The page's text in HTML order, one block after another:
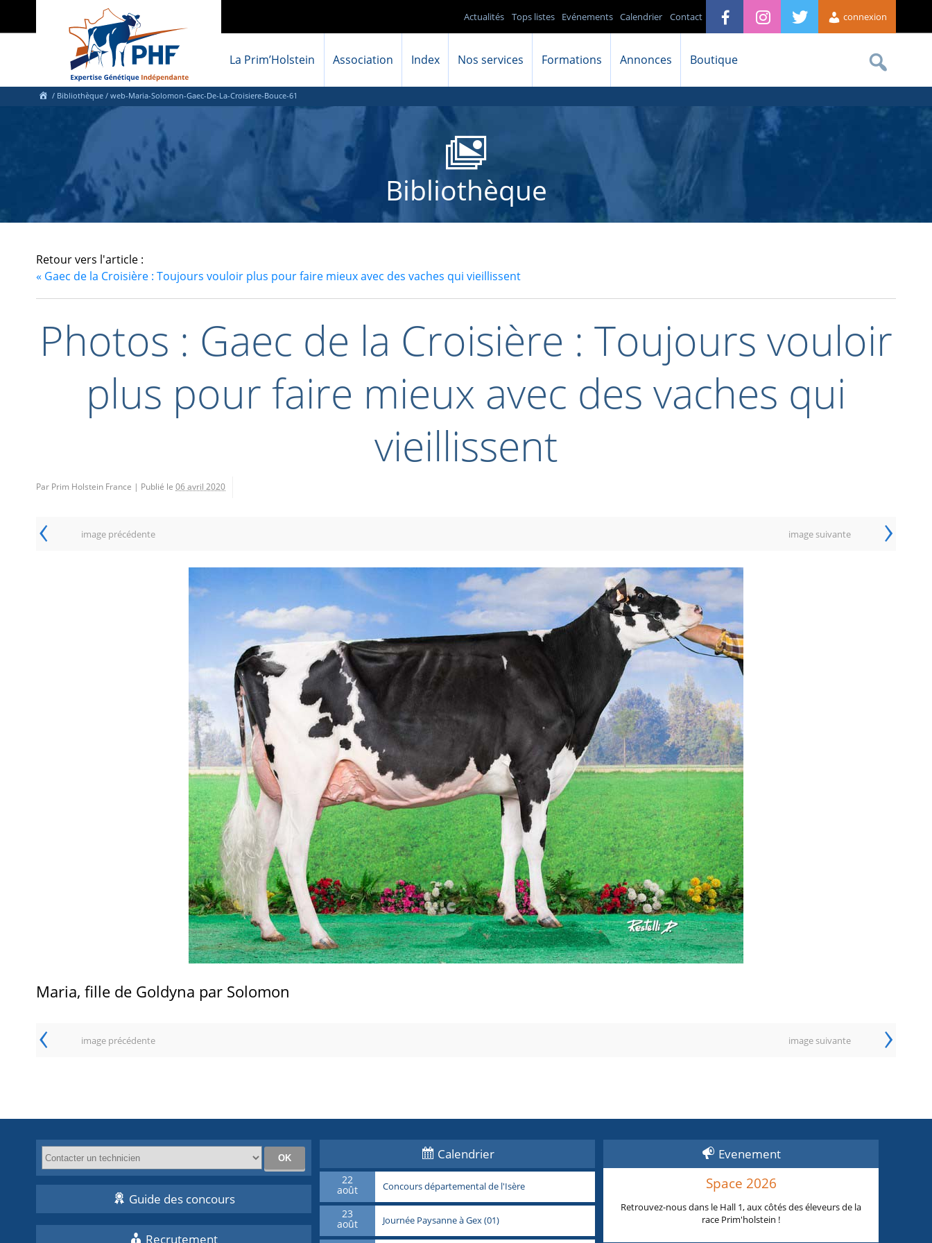
connexion
Contact
Calendrier
Evénements
Tops listes
Actualités
La Prim’Holstein Association Index Nos services Formations Annonces Boutique
/ Bibliothèque / web-Maria-Solomon-Gaec-De-La-Croisiere-Bouce-61
Bibliothèque
Retour vers l'article :
« Gaec de la Croisière : Toujours vouloir plus pour faire mieux avec des vaches qui vieillissent
Photos : Gaec de la Croisière : Toujours vouloir
plus pour faire mieux avec des vaches qui
vieillissent
Par Prim Holstein France | Publié le 06 avril 2020
‹ image précédente image suivante ›
Maria, fille de Goldyna par Solomon
‹ image précédente image suivante ›
Guide des concours
Recrutement
Calendrier
22
août Concours départemental de l'Isère
23
août Journée Paysanne à Gex (01)
Evenement
Space 2026
Retrouvez-nous dans le Hall 1, aux côtés des éleveurs de la
race Prim'holstein !